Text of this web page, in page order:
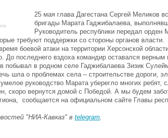
25 мая глава Дагестана Сергей Меликов
бригады Марата Гаджибалаева,
Руководитель республики передал
требуют поддержки со стороны органов власти.
боевой атаки на территории Херсонской
До последнего вздоха командир оставался верным
побывал в родном селе Гаджибалаева Зизик
шла о проблемах села – строительстве дороги,
руководство Марата уберегло многих
скоро вернутся домой с Победой. А мы будем
сообщается на официальном сайте Главы
"НИА-Кавказ" в telegram